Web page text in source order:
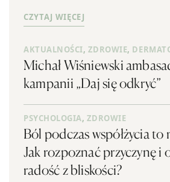
CZYTAJ WIĘCEJ
AKTUALNOŚCI, ZDROWIE,
Michał Wiśniewski
kampanii „Daj się odkryć”
PSYCHOLOGIA, ZDROWIE
Ból podczas współżycia to
Jak rozpoznać przyczynę i
radość z bliskości?